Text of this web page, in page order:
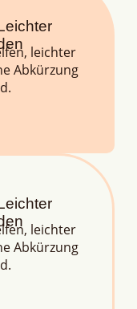
leichter
Abkürzung
leichter
Abkürzung